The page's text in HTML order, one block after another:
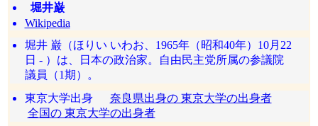
堀井巌
Wikipedia
堀井 巌（ほりい いわお、1965年（昭和40年）10月22
日 - ）は、日本の政治家。自由民主党所属の参議院
議員（1期）。
東京大学出身 奈良県出身の 東京大学の出身者
全国の 東京大学の出身者